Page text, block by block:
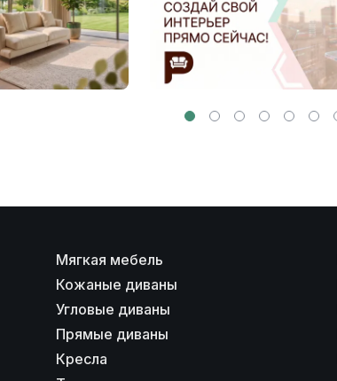
Мягкая мебель
Кожаные диваны
Угловые диваны
Прямые диваны
Кресла